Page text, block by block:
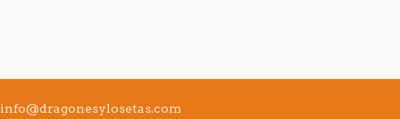
info@dragonesylosetas.com